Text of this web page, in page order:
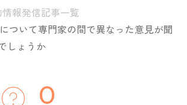
報発信記事一覧
ついて専門家の間で異なった意見が聞
しょうか
0